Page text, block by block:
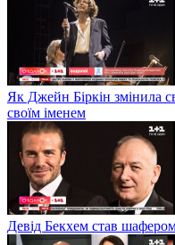
Як Джейн Біркін змінила
своїм іменем
Девід Бекхем став